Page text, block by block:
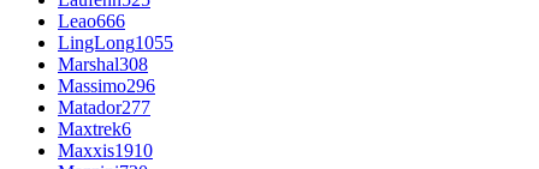
Leao666
LingLong1055
Marshal308
Massimo296
Matador277
Maxtrek6
Maxxis1910